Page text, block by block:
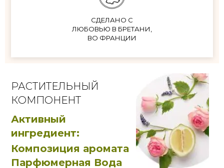
СДЕЛАНО С
ЛЮБОВЬЮ В БРЕТАНИ,
ВО ФРАНЦИИ
РАСТИТЕЛЬНЫЙ
КОМПОНЕНТ
Активный
ингредиент:
Композиция аромата
Парфюмерная Вода